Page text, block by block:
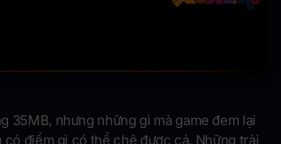
35MB, nhưng những gì mà game đem lại
có điểm gì có thể chê được cả. Những trải